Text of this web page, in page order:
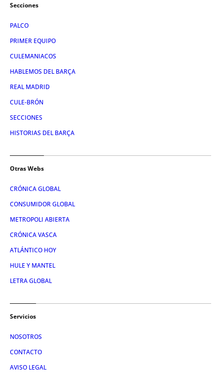
Secciones
PALCO
PRIMER EQUIPO
CULEMANIACOS
HABLEMOS DEL BARÇA
REAL MADRID
CULE-BRÓN
SECCIONES
HISTORIAS DEL BARÇA
Otras Webs
CRÓNICA GLOBAL
CONSUMIDOR GLOBAL
METROPOLI ABIERTA
CRÓNICA VASCA
ATLÁNTICO HOY
HULE Y MANTEL
LETRA GLOBAL
Servicios
NOSOTROS
CONTACTO
AVISO LEGAL